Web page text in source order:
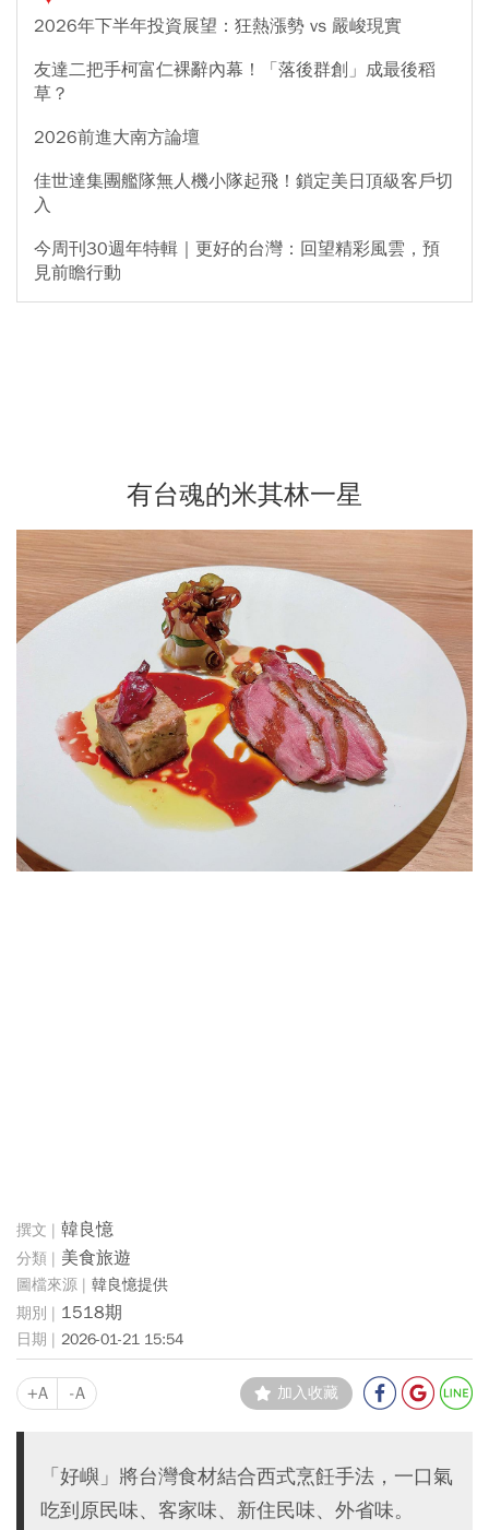
2026年下半年投資展望：狂熱漲勢 vs 嚴峻現實
友達二把手柯富仁裸辭內幕！「落後群創」成最後稻
草？
2026前進大南方論壇
佳世達集團艦隊無人機小隊起飛！鎖定美日頂級客戶切
入
今周刊30週年特輯｜更好的台灣：回望精彩風雲，預
見前瞻行動
有台魂的米其林一星
韓良憶
美食旅遊
韓良憶提供
1518期
2026-01-21 15:54
+A -A 加入收藏
「好嶼」將台灣食材結合西式烹飪手法，一口氣
吃到原民味、客家味、新住民味、外省味。